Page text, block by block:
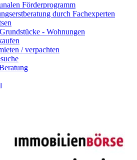
Förderprogramm
durch Fachexperten
- Wohnungen
/ verpachten